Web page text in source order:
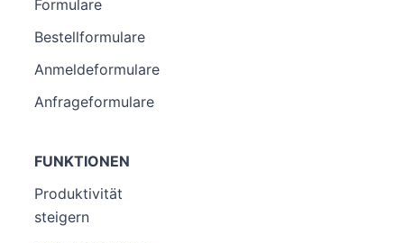
Formulare
Bestellformulare
Anmeldeformulare
Anfrageformulare
FUNKTIONEN
Produktivität
steigern